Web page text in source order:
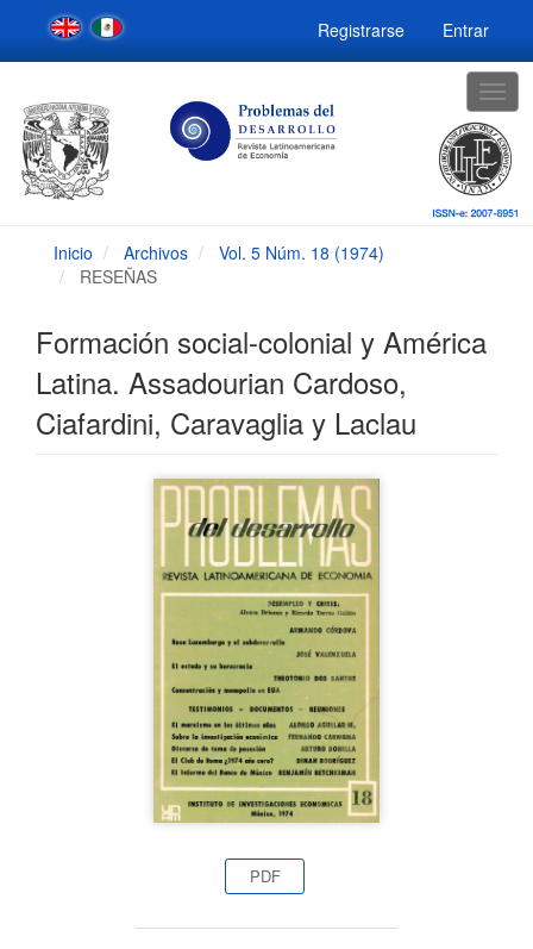
Navegación
principal
Contenido
Barra
lateral
Registrarse Entrar
Inicio Archivos
Vol. 5 Núm. 18 (1974)
RESEÑAS
Formación social-colonial y América
Latina. Assadourian Cardoso,
Ciafardini, Caravaglia y Laclau
PDF